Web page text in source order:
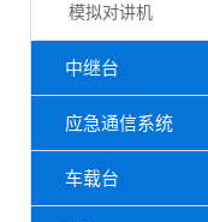
模拟对讲机
中继台
应急通信系统
车载台